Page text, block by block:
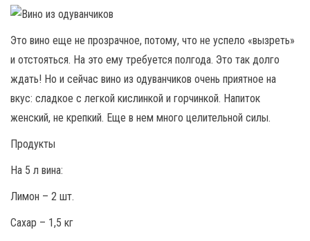
Это вино еще не прозрачное, потому, что не успело «вызреть»
и отстояться. На это ему требуется полгода. Это так долго
ждать! Но и сейчас вино из одуванчиков очень приятное на
вкус: сладкое с легкой кислинкой и горчинкой. Напиток
женский, не крепкий. Еще в нем много целительной силы.
Продукты
На 5 л вина:
Лимон – 2 шт.
Сахар – 1,5 кг